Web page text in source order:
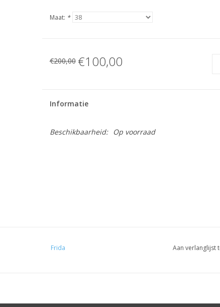
Maat: *
€200,00 €100,00
Informatie
Beschikbaarheid: Op voorraad
Frida Aan verlanglijst